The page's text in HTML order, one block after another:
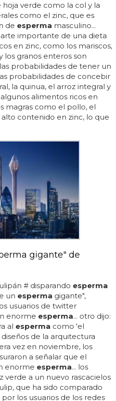
hoja verde como la col y la
como el zinc, que es
de esperma masculino...
importante de una dieta
en zinc, como los mariscos,
los granos enteros son
probabilidades de tener un
probabilidades de concebir
la quinua, el arroz integral y
alimentos ricos en
magras como el pollo, el
contenido en zinc, lo que
gigante" de
# disparando esperma
un esperma gigante",
usuarios de twitter
enorme esperma... otro dijo:
al esperma como 'el
de la arquitectura
vez en noviembre, los
a señalar que el
enorme esperma... los
verde a un nuevo rascacielos
que ha sido comparado
los usuarios de los redes